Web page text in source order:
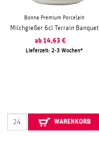
Bonna Premium Porcelain
Milchgießer 6cl Terrain Banquet
ab 14,63 €
Lieferzeit: 2-3 Wochen
WARENKORB